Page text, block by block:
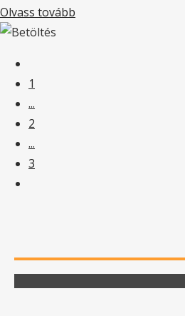
Olvass tovább
1
...
2
...
3